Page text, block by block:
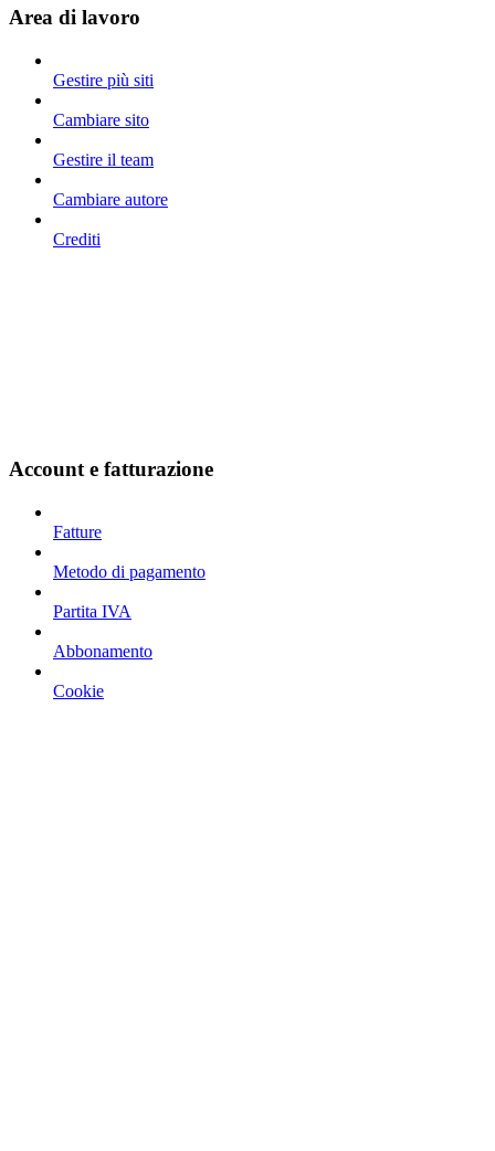
Area di lavoro
Gestire più siti
Cambiare sito
Gestire il team
Cambiare autore
Crediti
Account e fatturazione
Fatture
Metodo di pagamento
Partita IVA
Abbonamento
Cookie